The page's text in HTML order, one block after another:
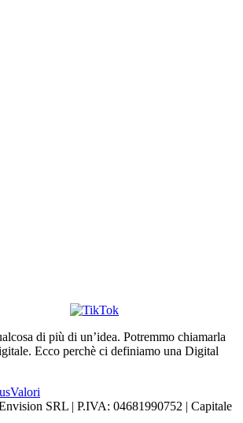
di più di un’idea. Potremmo chiamarla
Ecco perchè ci definiamo una Digital
Valori
SRL | P.IVA: 04681990752 | Capitale